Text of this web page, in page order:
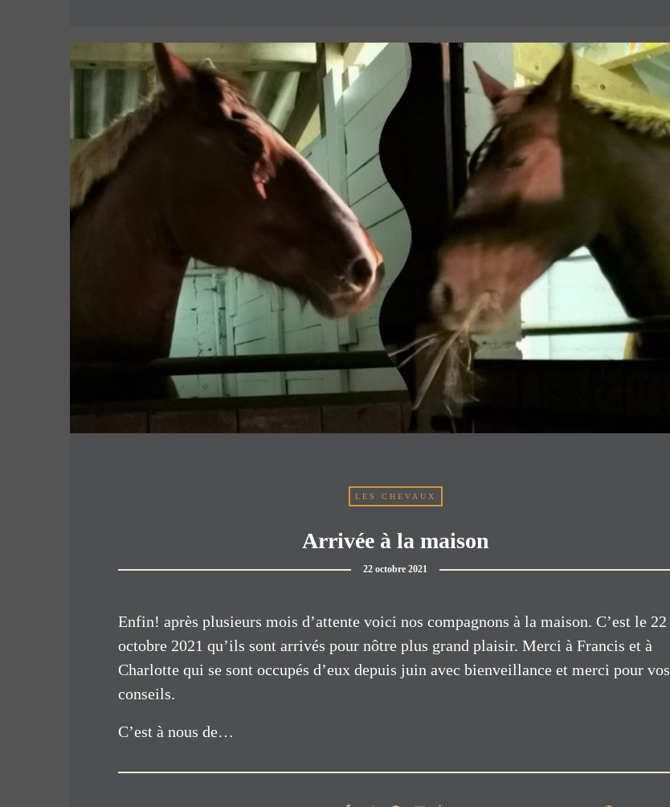
LES CHEVAUX
Arrivée à la maison
22 octobre 2021
Enfin! après plusieurs mois d’attente voici nos compagnons à la maison. C’est le 22
octobre 2021 qu’ils sont arrivés pour nôtre plus grand plaisir. Merci à Francis et à
Charlotte qui se sont occupés d’eux depuis juin avec bienveillance et merci pour vos
conseils.
C’est à nous de…